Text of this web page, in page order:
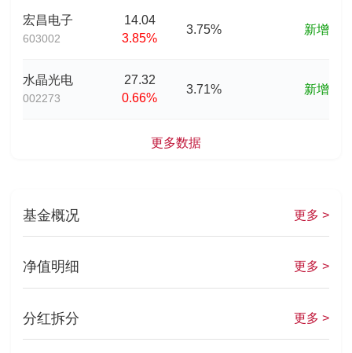
宏昌电子
603002
14.04
3.85%
3.75% 新增
水晶光电
002273
27.32
0.66%
3.71% 新增
更多数据
基金概况 更多 >
净值明细 更多 >
分红拆分 更多 >